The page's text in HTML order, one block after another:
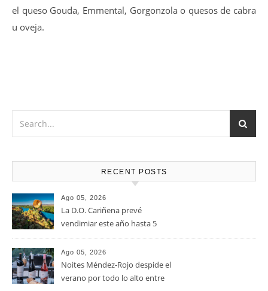
el queso Gouda, Emmental, Gorgonzola o quesos de cabra
u oveja.
RECENT POSTS
Ago 05, 2026
La D.O. Cariñena prevé
vendimiar este año hasta 5
que en 2025
Ago 05, 2026
Noites Méndez-Rojo despide el
verano por todo lo alto entre